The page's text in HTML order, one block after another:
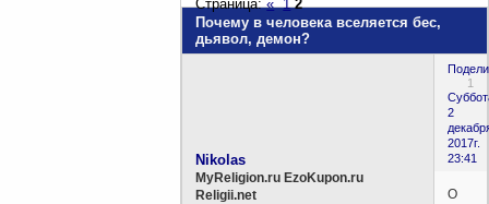
Почему в человека вселяется бес,
дьявол, демон?
Страница:« 1 2
1
2
2017г.
23:41
Nikolas
MyReligion.ru EzoKupon.ru
Religii.net
О